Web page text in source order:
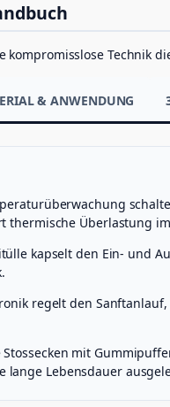
e
Technik
& ANWENDUNG
Überlastung
kapselt den Ein- und
regelt den
Stossecken mit
lange Lebensdauer